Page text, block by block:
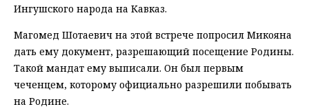
Ингушского народа на Кавказ.
Магомед Шотаевич на этой встрече попросил Микояна
дать ему документ, разрешающий посещение Родины.
Такой мандат ему выписали. Он был первым
чеченцем, которому официально разрешили побывать
на Родине.